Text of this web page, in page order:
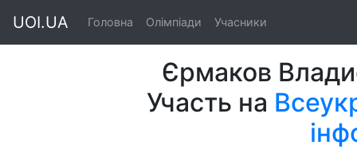
UOI.UA Головна Олімпіади Учасники
Єрмаков
Участь на